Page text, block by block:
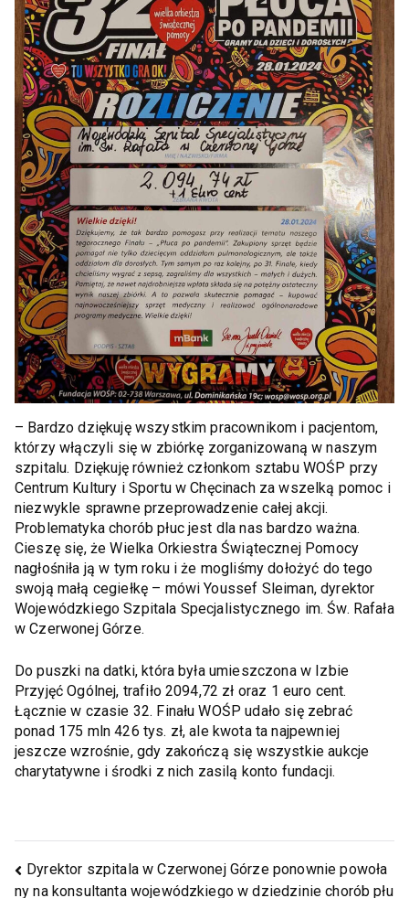
– Bardzo dziękuję wszystkim pracownikom i pacjentom,
którzy włączyli się w zbiórkę zorganizowaną w naszym
szpitalu. Dziękuję również członkom sztabu WOŚP przy
Centrum Kultury i Sportu w Chęcinach za wszelką pomoc i
niezwykle sprawne przeprowadzenie całej akcji.
Problematyka chorób płuc jest dla nas bardzo ważna.
Cieszę się, że Wielka Orkiestra Świątecznej Pomocy
nagłośniła ją w tym roku i że mogliśmy dołożyć do tego
swoją małą cegiełkę – mówi Youssef Sleiman, dyrektor
Wojewódzkiego Szpitala Specjalistycznego im. Św. Rafała
w Czerwonej Górze.
Do puszki na datki, która była umieszczona w Izbie
Przyjęć Ogólnej, trafiło 2094,72 zł oraz 1 euro cent.
Łącznie w czasie 32. Finału WOŚP udało się zebrać
ponad 175 mln 426 tys. zł, ale kwota ta najpewniej
jeszcze wzrośnie, gdy zakończą się wszystkie aukcje
charytatywne i środki z nich zasilą konto fundacji.
Dyrektor szpitala w Czerwonej Górze ponownie powoła
ny na konsultanta wojewódzkiego w dziedzinie chorób płu